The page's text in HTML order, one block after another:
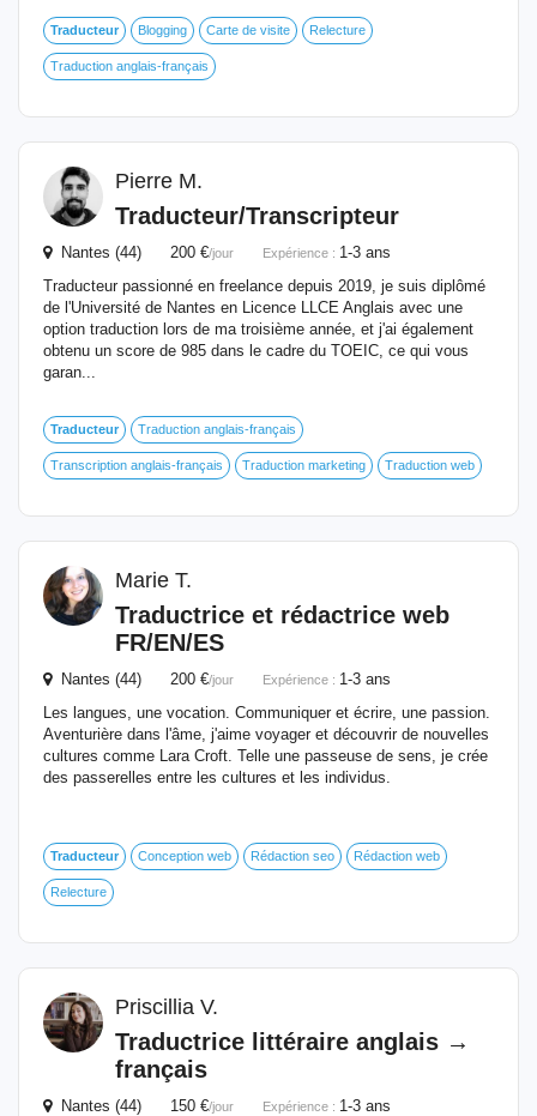
Traducteur Blogging Carte de visite Relecture
Traduction anglais-français
Pierre M.
Traducteur/Transcripteur
Nantes (44) 200 €/jour Expérience : 1-3 ans
Traducteur passionné en freelance depuis 2019, je suis diplômé
de l'Université de Nantes en Licence LLCE Anglais avec une
option traduction lors de ma troisième année, et j'ai également
obtenu un score de 985 dans le cadre du TOEIC, ce qui vous
garan...
Traducteur Traduction anglais-français
Transcription anglais-français Traduction marketing Traduction web
Marie T.
Traductrice et rédactrice web
FR/EN/ES
Nantes (44) 200 €/jour Expérience : 1-3 ans
Les langues, une vocation. Communiquer et écrire, une passion.
Aventurière dans l'âme, j'aime voyager et découvrir de nouvelles
cultures comme Lara Croft. Telle une passeuse de sens, je crée
des passerelles entre les cultures et les individus.
Traducteur Conception web Rédaction seo Rédaction web
Relecture
Priscillia V.
Traductrice littéraire anglais →
français
Nantes (44) 150 €/jour Expérience : 1-3 ans